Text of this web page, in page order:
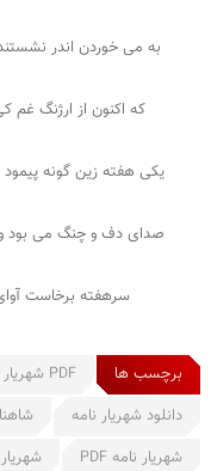
به می خوردن اندر
که اکنون از ارژنگ غم
یکی هفته زین گونه
صدای دف و چنگ می بود
سرهفته برخاست
برچسب ها
PDF شهریار نامه
دانلود شهریار نامه
شهریار نامه PDF